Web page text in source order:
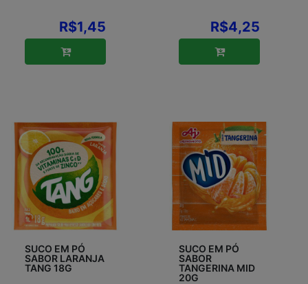
R$1,45 R$4,25
SUCO EM PÓ
SABOR LARANJA
TANG 18G
SUCO EM PÓ
SABOR
TANGERINA MID
20G